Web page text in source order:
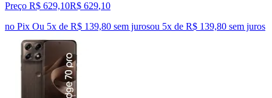
Preço R$ 629,10R$ 629,10
no Pix Ou 5x de R$ 139,80 sem jurosou 5x de R$ 139,80 sem juros